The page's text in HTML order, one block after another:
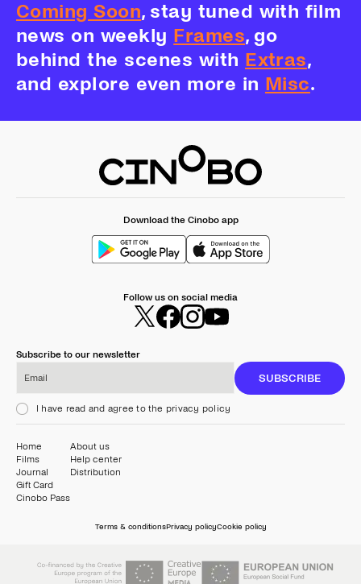
Coming Soon, stay tuned with film
news on weekly Frames, go
behind the scenes with Extras,
and explore even more in Misc.
Download the Cinobo app
Follow us on social media
Subscribe to our newsletter
SUBSCRIBE
I have read and agree to the privacy policy
Home
Films
Journal
Gift Card
Cinobo Pass
About us
Help center
Distribution
Terms & conditionsPrivacy policyCookie policy